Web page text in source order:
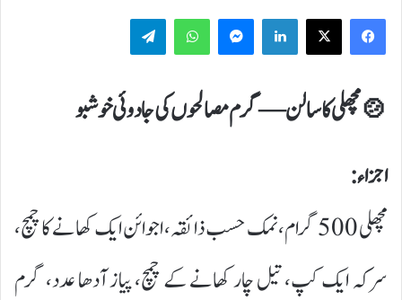
LinkedIn
WhatsApp
🍲مچھلی کا سالن — گرم مصالحوں کی جادوئی خوشبو
اجزاء:
مچھلی 500 گرام، نمک حسب ذائقہ، اجوائن ایک کھانے کا چمچ،
سرکہ ایک کپ، تیل چار کھانے کے چمچ، پیاز آدھا عدد، گرم